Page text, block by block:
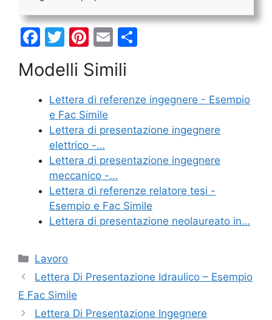
F
c
e
b
o
o
k
T
itt
er
Pi
er
e
st
E
ai
l
di
di
Modelli Simili
Lettera di referenze ingegnere - Esempio
e Fac Simile
Lettera di presentazione ingegnere
elettrico -…
Lettera di presentazione ingegnere
meccanico -…
Lettera di referenze relatore tesi -
Esempio e Fac Simile
Lettera di presentazione neolaureato in…
Categorie
Lavoro
Lettera Di Presentazione Idraulico – Esempio
E Fac Simile
Lettera Di Presentazione Ingegnere